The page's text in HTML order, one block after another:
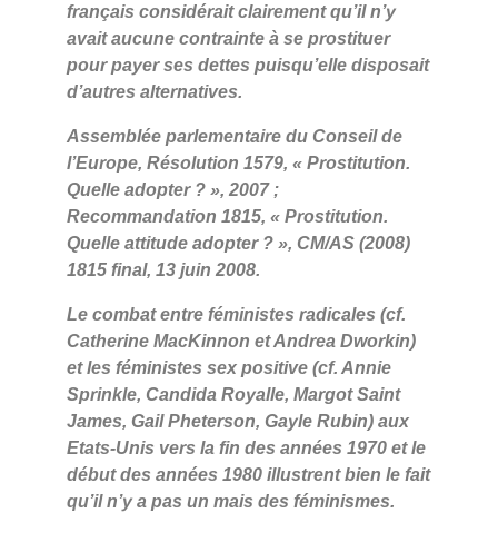
français considérait clairement qu’il n’y
avait aucune contrainte à se prostituer
pour payer ses dettes puisqu’elle disposait
d’autres alternatives.
Assemblée parlementaire du Conseil de
l’Europe, Résolution 1579, « Prostitution.
Quelle adopter ? », 2007 ;
Recommandation 1815, « Prostitution.
Quelle attitude adopter ? », CM/AS (2008)
1815 final, 13 juin 2008.
Le combat entre féministes radicales (cf.
Catherine MacKinnon et Andrea Dworkin)
et les féministes sex positive (cf. Annie
Sprinkle, Candida Royalle, Margot Saint
James, Gail Pheterson, Gayle Rubin) aux
Etats-Unis vers la fin des années 1970 et le
début des années 1980 illustrent bien le fait
qu’il n’y a pas un mais des féminismes.